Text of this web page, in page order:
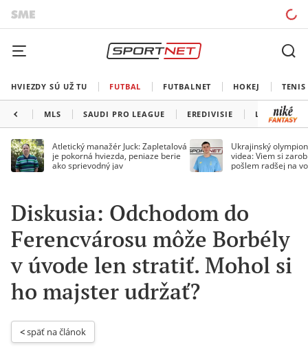
HVIEZDY SÚ UŽ TU FUTBAL FUTBALNET HOKEJ TENIS
MLS SAUDI PRO LEAGUE EREDIVISIE LIGA
Atletický manažér Juck: Zapletalová
je pokorná hviezda, peniaze berie
ako sprievodný jav
Ukrajinský
videa: Viem si
pošlem radšej na
Diskusia: Odchodom do
Ferencvárosu môže Borbély
v úvode len stratiť. Mohol si
ho majster udržať?
< späť na článok